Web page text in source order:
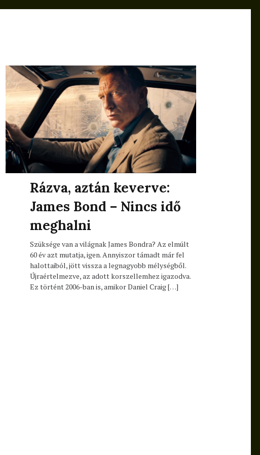
Rázva, aztán keverve:
James Bond – Nincs idő
meghalni
Szüksége van a világnak James Bondra? Az elmúlt
60 év azt mutatja, igen. Annyiszor támadt már fel
halottaiból, jött vissza a legnagyobb mélységből.
Újraértelmezve, az adott korszellemhez igazodva.
Ez történt 2006-ban is, amikor Daniel Craig […]